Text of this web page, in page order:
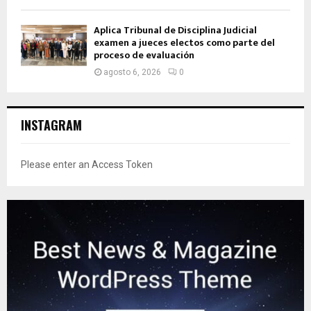
Aplica Tribunal de Disciplina Judicial
examen a jueces electos como parte del
proceso de evaluación
agosto 6, 2026 0
INSTAGRAM
Please enter an Access Token